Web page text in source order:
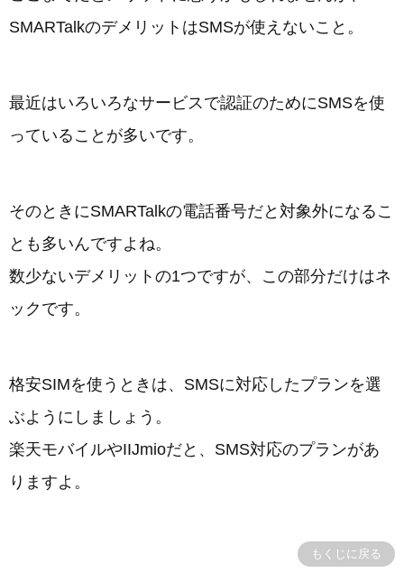
SMARTalkのデメリットはSMSが使えないこと。
最近はいろいろなサービスで認証のためにSMSを使
っていることが多いです。
そのときにSMARTalkの電話番号だと対象外になるこ
とも多いんですよね。
数少ないデメリットの1つですが、この部分だけはネ
ックです。
格安SIMを使うときは、SMSに対応したプランを選
ぶようにしましょう。
楽天モバイルやIIJmioだと、SMS対応のプランがあ
りますよ。
もくじに戻る